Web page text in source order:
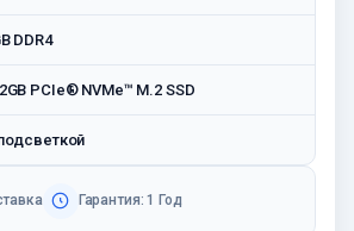
DDR4
PCIe® NVMe™ M.2 SSD
Гарантия: 1 Год